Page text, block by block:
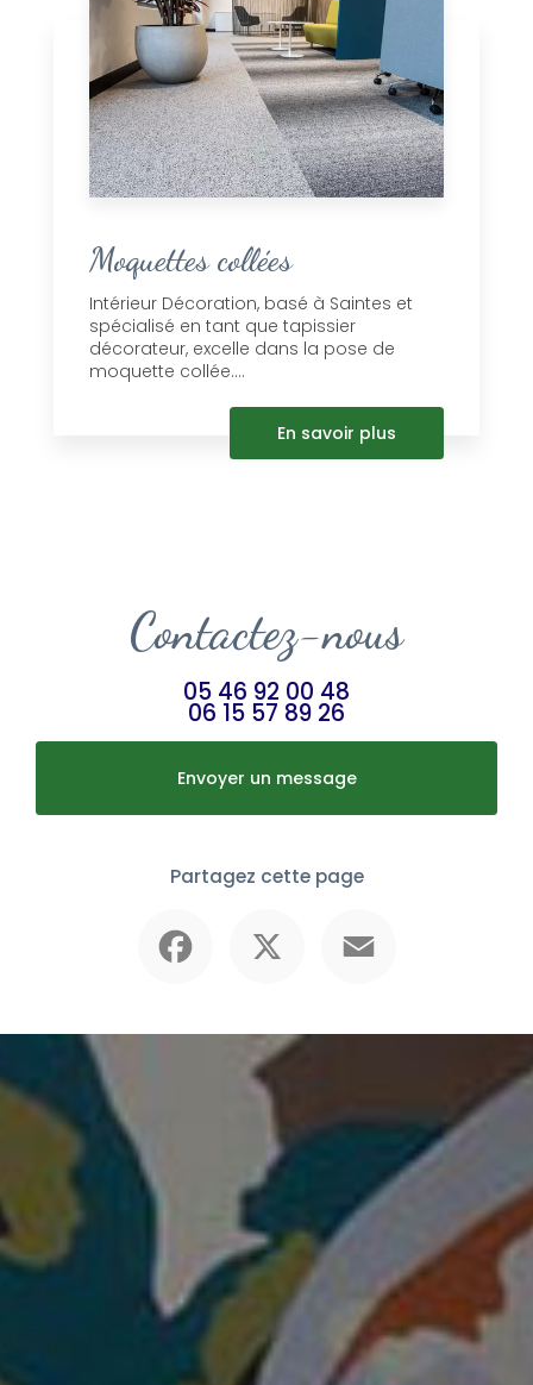
Moquettes collées
Intérieur Décoration, basé à Saintes et
spécialisé en tant que tapissier
décorateur, excelle dans la pose de
moquette collée....
En savoir plus
Contactez-nous
05 46 92 00 48
06 15 57 89 26
Envoyer un message
Partagez cette page